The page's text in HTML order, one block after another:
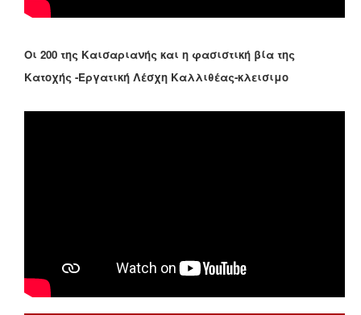
Οι 200 της Καισαριανής και η φασιστική βία της
Κατοχής -Εργατική Λέσχη Καλλιθέας-κλεισιμο